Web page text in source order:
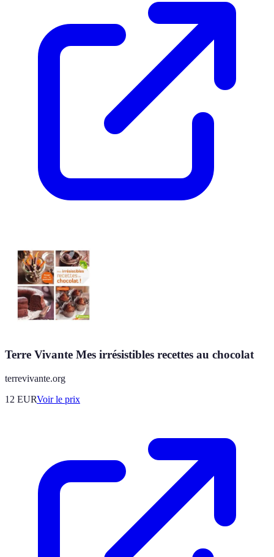
Terre Vivante Mes irrésistibles recettes au chocolat
terrevivante.org
12 EURVoir le prix